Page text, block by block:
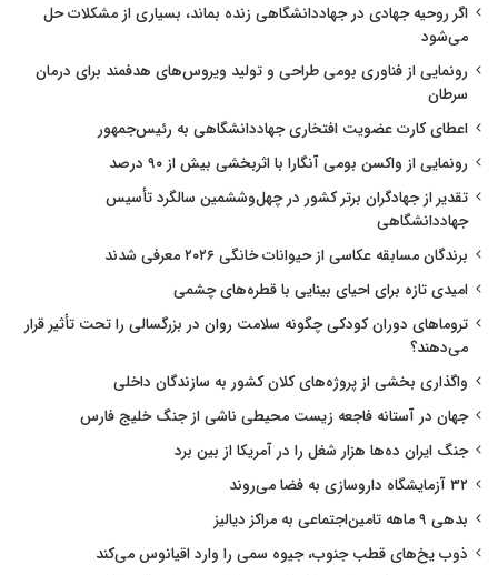
اگر روحیه جهادی در جهاددانشگاهی زنده بماند، بسیاری از مشکلات حل
می‌شود
رونمایی از فناوری بومی طراحی و تولید ویروس‌های هدفمند برای درمان
سرطان
اعطای کارت عضویت افتخاری جهاددانشگاهی به رئیس‌جمهور
رونمایی از واکسن بومی آنگارا با اثربخشی بیش از ۹۰ درصد
تقدیر از جهادگران برتر کشور در چهل‌وششمین سالگرد تأسیس
جهاددانشگاهی
برندگان مسابقه عکاسی از حیوانات خانگی ۲۰۲۶ معرفی شدند
امیدی تازه برای احیای بینایی با قطره‌های چشمی
تروماهای دوران کودکی چگونه سلامت روان در بزرگسالی را تحت تأثیر قرار
می‌دهند؟
واگذاری بخشی از پروژه‌های کلان کشور به سازندگان داخلی
جهان در آستانه فاجعه زیست محیطی ناشی از جنگ خلیج فارس
جنگ ایران ده‌ها هزار شغل را در آمریکا از بین برد
۳۲ آزمایشگاه داروسازی به فضا می‌روند
بدهی ۹ ماهه تامین‌اجتماعی به مراکز دیالیز
ذوب یخ‌های قطب جنوب، جیوه سمی را وارد اقیانوس می‌کند